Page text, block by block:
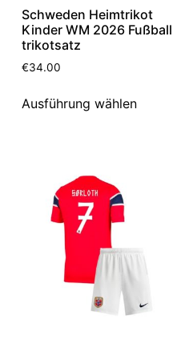
Schweden Heimtrikot
Kinder WM 2026 Fußball
trikotsatz
€34.00
Ausführung wählen